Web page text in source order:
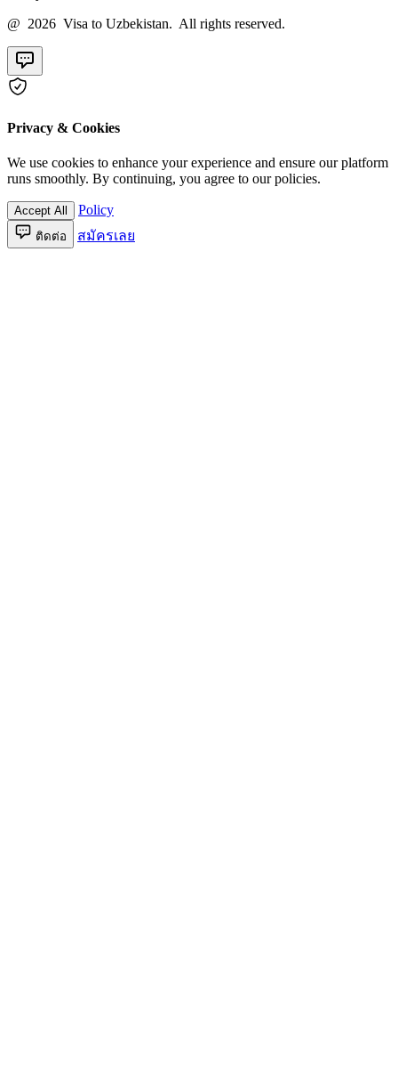
@ 2026 Visa to Uzbekistan. All rights reserved.
Privacy & Cookies
We use cookies to enhance your experience and ensure our platform
runs smoothly. By continuing, you agree to our policies.
Accept All Policy
ติดต่อ สมัครเลย